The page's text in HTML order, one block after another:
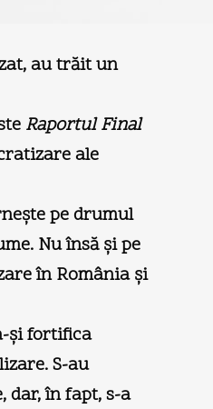
au trăit un
Raportul Final
ale
pe drumul
Nu însă şi pe
în România şi
şi fortifica
S-au
în fapt, s-a